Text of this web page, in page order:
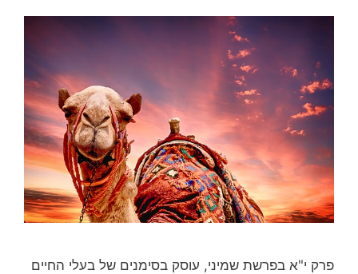
פרק י"א בפרשת שמיני, עוסק בסימנים של בעלי החיים